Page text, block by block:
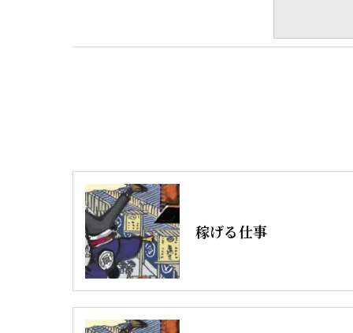
当社では、お客様の個人情報の開示･訂正･
稼げる仕事